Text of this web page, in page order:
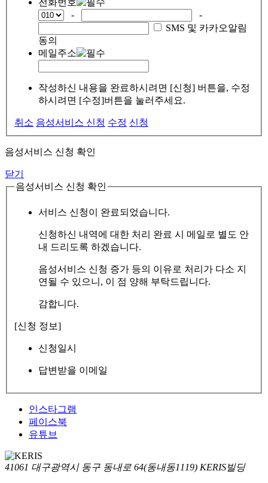
전화번호
-
-
SMS 및 카카오알림
동의
메일주소
작성하신 내용을 완료하시려면 [신청] 버튼을, 수정
하시려면 [수정]버튼을 눌러주세요.
취소 음성서비스 신청 수정 신청
음성서비스 신청 확인
닫기
음성서비스 신청 확인
서비스 신청이 완료되었습니다.
신청하신 내역에 대한 처리 완료 시 메일로 별도 안
내 드리도록 하겠습니다.
음성서비스 신청 증가 등의 이유로 처리가 다소 지
연될 수 있으니, 이 점 양해 부탁드립니다.
감합니다.
[신청 정보]
신청일시
답변받을 이메일
인스타그램
페이스북
유튜브
41061 대구광역시 동구 동내로 64(동내동1119) KERIS빌딩